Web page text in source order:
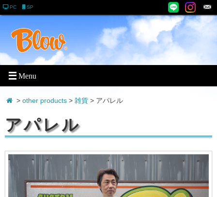
PC SP
> other products> 雑貨> アパレル
アパレル